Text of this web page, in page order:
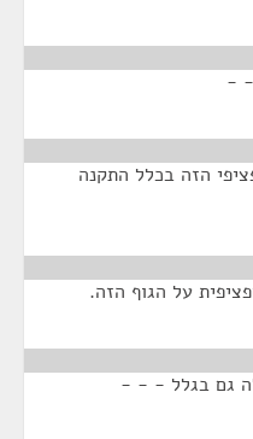
- -
הזה בכלל התקנה
על הגוף הזה.
גם בגלל - - -